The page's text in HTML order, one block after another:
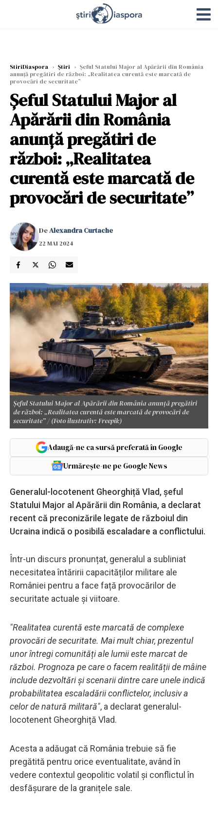
StiriDiaspora › Știri › Șeful Statului Major al Apărării din România
anunță pregătiri de război: „Realitatea curentă este marcată de
provocări de securitate”
Șeful Statului Major al
Apărării din România
anunță pregătiri de
război: „Realitatea
curentă este marcată de
provocări de securitate”
DeAlexandra Curtache
22 MAI 2024
Șeful Statului Major al Apărării din România anunță pregătiri
de război: „Realitatea curentă este marcată de provocări de
securitate” / (Foto ilustrativ: Freepik)
Adaugă-ne ca sursă preferată în Google
Urmărește-ne pe Google News
Generalul-locotenent Gheorghiță Vlad, șeful
Statului Major al Apărării din România, a declarat
recent că preconizările legate de războiul din
Ucraina indică o posibilă escaladare a conflictului.
Într-un discurs pronunțat, generalul a subliniat
necesitatea întăririi capacităților militare ale
României pentru a face față provocărilor de
securitate actuale și viitoare.
"Realitatea curentă este marcată de complexe
provocări de securitate. Mai mult chiar, prezentul
unor întregi comunități ale lumii este marcat de
război. Prognoza pe care o facem realității de mâine
include dezvoltări și scenarii dintre care unele indică
probabilitatea escaladării conflictelor, inclusiv a
celor de natură militară", a declarat generalul-
locotenent Gheorghiță Vlad.
Acesta a adăugat că România trebuie să fie
pregătită pentru orice eventualitate, având în
vedere contextul geopolitic volatil și conflictul în
desfășurare de la granițele sale.